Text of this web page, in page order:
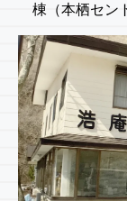
棟（本栖セン